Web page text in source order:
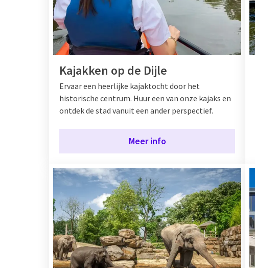
Kajakken op de Dijle
Ervaar een heerlijke kajaktocht door het
historische centrum. Huur een van onze kajaks en
ontdek de stad vanuit een ander perspectief.
Meer info